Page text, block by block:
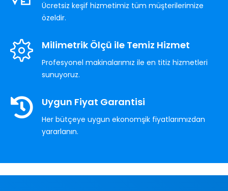
Ücretsiz keşif hizmetimiz tüm müşterilerimize
özeldir.
Milimetrik Ölçü ile Temiz Hizmet
Profesyonel makinalarımız ile en titiz hizmetleri
sunuyoruz.
Uygun Fiyat Garantisi
Her bütçeye uygun ekonomşik fiyatlarımızdan
yararlanın.